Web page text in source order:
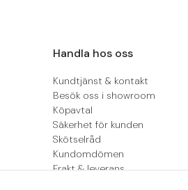
Handla hos oss
Kundtjänst & kontakt
Besök oss i showroom
Köpavtal
Säkerhet för kunden
Skötselråd
Kundomdömen
Frakt & leverans